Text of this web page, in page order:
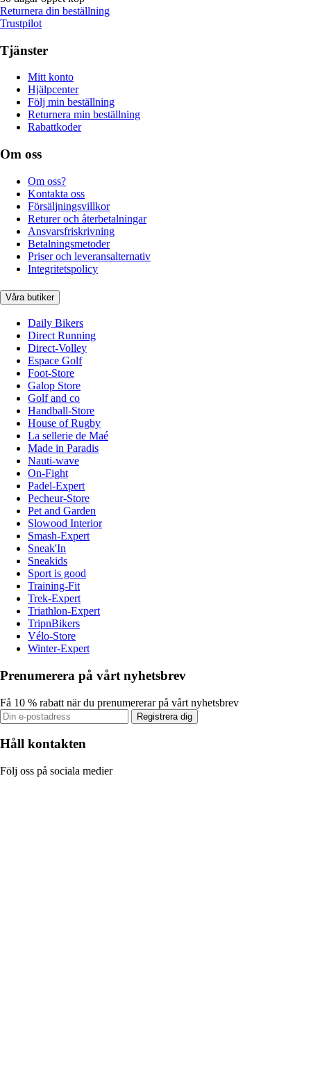
Returnera din beställning
Trustpilot
Tjänster
Mitt konto
Hjälpcenter
Följ min beställning
Returnera min beställning
Rabattkoder
Om oss
Om oss?
Kontakta oss
Försäljningsvillkor
Returer och återbetalningar
Ansvarsfriskrivning
Betalningsmetoder
Priser och leveransalternativ
Integritetspolicy
Våra butiker
Daily Bikers
Direct Running
Direct-Volley
Espace Golf
Foot-Store
Galop Store
Golf and co
Handball-Store
House of Rugby
La sellerie de Maé
Made in Paradis
Nauti-wave
On-Fight
Padel-Expert
Pecheur-Store
Pet and Garden
Slowood Interior
Smash-Expert
Sneak'In
Sneakids
Sport is good
Training-Fit
Trek-Expert
Triathlon-Expert
TripnBikers
Vélo-Store
Winter-Expert
Prenumerera på vårt nyhetsbrev
Få 10 % rabatt när du prenumererar på vårt nyhetsbrev
Registrera dig
Håll kontakten
Följ oss på sociala medier